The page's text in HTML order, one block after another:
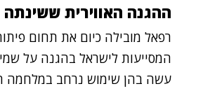
ההגנה האווירית
רפאל מובילה כיום את תחום
המסייעות לישראל בהגנה על
עשה בהן שימוש נרחב במלחמה